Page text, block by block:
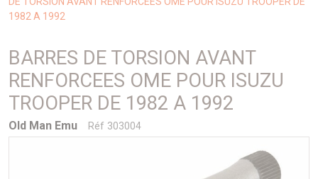
1982 A 1992
BARRES DE TORSION AVANT
RENFORCEES OME POUR ISUZU
TROOPER DE 1982 A 1992
Old Man Emu Réf 303004